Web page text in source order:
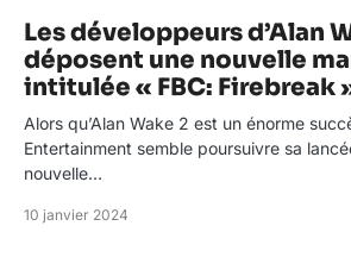
Les développeurs d’Alan
déposent une nouvelle
intitulée « FBC: Firebreak
Alors qu’Alan Wake 2 est un énorme
Entertainment semble poursuivre sa
nouvelle…
10 janvier 2024